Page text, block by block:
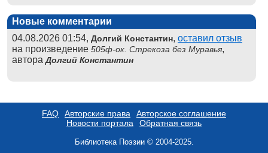
Новые комментарии
04.08.2026 01:54, Долгий Константин, оставил отзыв
на произведение 505ф-ок. Стрекоза без Муравья,
автораДолгий Константин
FAQ Авторские права
Авторское соглашение
Новости портала
Обратная связь
Библиотека Поэзии © 2004-2025.